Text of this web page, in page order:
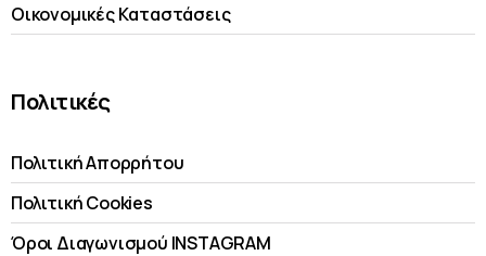
Οικονομικές Kαταστάσεις
Πολιτικές
Πολιτική Απορρήτου
Πολιτική Cookies
Όροι Διαγωνισμού INSTAGRAM